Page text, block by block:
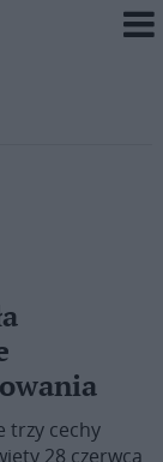
trzy cechy
28 czerwca